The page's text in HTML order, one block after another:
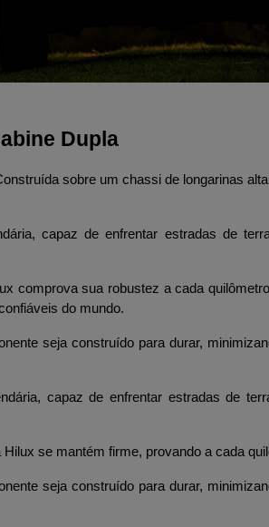
Dupla
sobre um chassi de longarinas
capaz de enfrentar estradas de
comprova sua robustez a cada
do mundo.
seja construído para durar,
capaz de enfrentar estradas de
se mantém firme, provando a cada
seja construído para durar,